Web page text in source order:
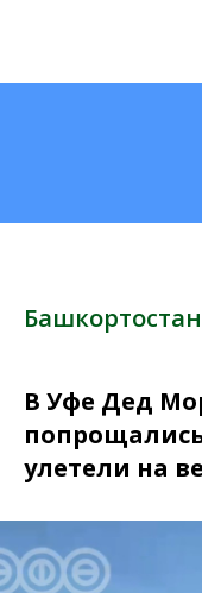
В Уфе Дед
улетели на